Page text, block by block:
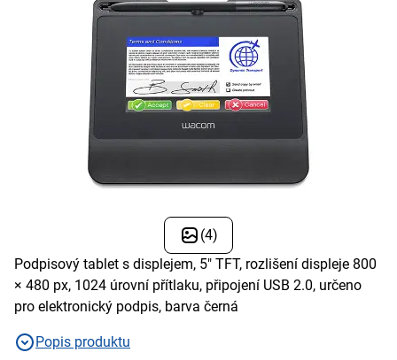
(4)
Podpisový tablet s displejem, 5" TFT, rozlišení displeje 800
× 480 px, 1024 úrovní přítlaku, připojení USB 2.0, určeno
pro elektronický podpis, barva černá
Popis produktu